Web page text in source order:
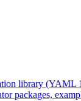
library (YAML
packages,